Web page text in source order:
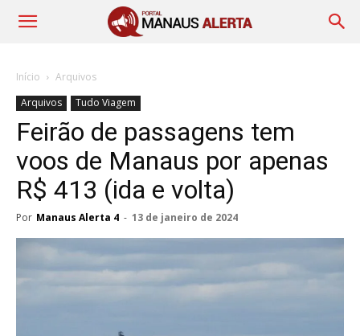
Início
Arquivos
Arquivos
Tudo Viagem
Feirão de passagens tem
voos de Manaus por apenas
R$ 413 (ida e volta)
Por Manaus Alerta 4 - 13 de janeiro de 2024